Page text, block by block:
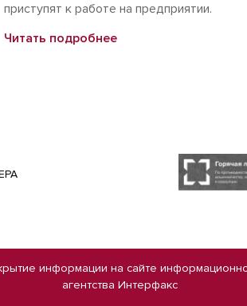
приступят к работе на предприятии.
Читать подробнее
информации на сайте
агентства Интерфакс